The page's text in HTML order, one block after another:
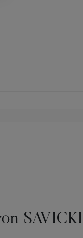
SAVICKI